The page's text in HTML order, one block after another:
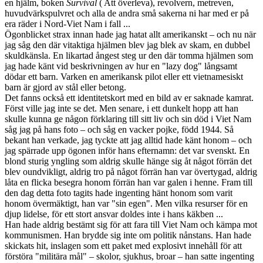
en hjälm, boken Survival ( Att överleva), revolvern, metreven,
huvudvärkspulvret och alla de andra små sakerna ni har med er på
era räder i Nord-Viet Nam i fall ...
Ögonblicket strax innan hade jag hatat allt amerikanskt – och nu när
jag såg den där vitaktiga hjälmen blev jag blek av skam, en dubbel
skuldkänsla. En likartad ångest steg ur den där tomma hjälmen som
jag hade känt vid beskrivningen av hur en "lazy dog" långsamt
dödar ett barn. Varken en amerikansk pilot eller ett vietnamesiskt
barn är gjord av stål eller betong.
Det fanns också ett identitetskort med en bild av er saknade kamrat.
Först ville jag inte se det. Men senare, i ett dunkelt hopp att han
skulle kunna ge någon förklaring till sitt liv och sin död i Viet Nam
såg jag på hans foto – och såg en vacker pojke, född 1944. Så
bekant han verkade, jag tyckte att jag alltid hade känt honom – och
jag spärrade upp ögonen inför hans efternamn: det var svenskt. En
blond sturig yngling som aldrig skulle hänge sig åt något förrän det
blev oundvikligt, aldrig tro på något förrän han var övertygad, aldrig
låta en flicka besegra honom förrän han var galen i henne. Fram till
den dag detta foto tagits hade ingenting hänt honom som varit
honom övermäktigt, han var "sin egen". Men vilka resurser för en
djup lidelse, för ett stort ansvar doldes inte i hans käkben ...
Han hade aldrig bestämt sig för att fara till Viet Nam och kämpa mot
kommunismen. Han brydde sig inte om politik nånstans. Han hade
skickats hit, inslagen som ett paket med explosivt innehåll för att
förstöra "militära mål" – skolor, sjukhus, broar – han satte ingenting